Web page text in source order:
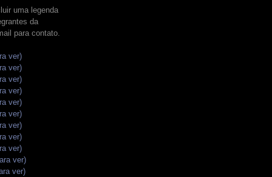
uma legenda
da
para contato.
ver)
ver)
ver)
ver)
ver)
ver)
ver)
ver)
ver)
ver)
ver)